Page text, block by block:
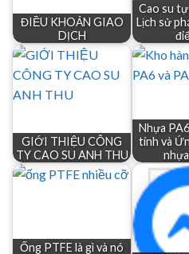
ĐIỀU KHOẢN GIAO
DỊCH
Cao su tự
Lịch sử
GIỚI THIỆU CÔNG
TY CAO SU ANH THU
Nhựa
tính và
Ống PTFE là gì và nó